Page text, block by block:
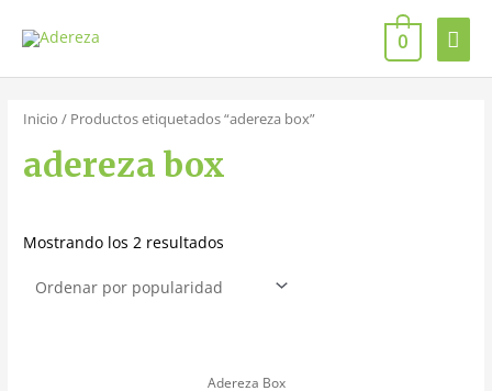
0
Inicio / Productos etiquetados “adereza box”
adereza box
Mostrando los 2 resultados
Adereza Box